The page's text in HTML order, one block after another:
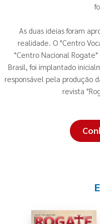
As duas ideias foram
realidade. O "Centro
"Centro Nacional
Brasil, foi implantado
responsável pela produção
revista